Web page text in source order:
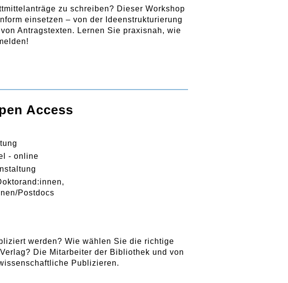
zu schreiben? Dieser Workshop
einsetzen – von der Ideenstrukturierung
Antragstexten. Lernen Sie praxisnah, wie
Access
- online
Postdocs
werden? Wie wählen Sie die richtige
Die Mitarbeiter der Bibliothek und von
Publizieren.